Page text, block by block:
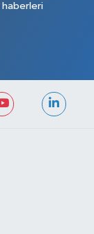
haberleri